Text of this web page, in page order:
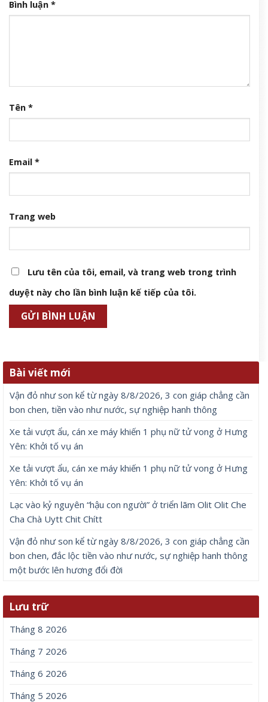
Bình luận *
Tên *
Email *
Trang web
Lưu tên của tôi, email, và trang web trong trình
duyệt này cho lần bình luận kế tiếp của tôi.
Bài viết mới
Vận đỏ như son kể từ ngày 8/8/2026, 3 con giáp chẳng cần
bon chen, tiền vào như nước, sự nghiệp hanh thông
Xe tải vượt ẩu, cán xe máy khiến 1 phụ nữ tử vong ở Hưng
Yên: Khởi tố vụ án
Xe tải vượt ẩu, cán xe máy khiến 1 phụ nữ tử vong ở Hưng
Yên: Khởi tố vụ án
Lạc vào kỷ nguyên “hậu con người” ở triển lãm Olit Olit Che
Cha Chà Uytt Chit Chítt
Vận đỏ như son kể từ ngày 8/8/2026, 3 con giáp chẳng cần
bon chen, đắc lộc tiền vào như nước, sự nghiệp hanh thông
một bước lên hương đổi đời
Lưu trữ
Tháng 8 2026
Tháng 7 2026
Tháng 6 2026
Tháng 5 2026